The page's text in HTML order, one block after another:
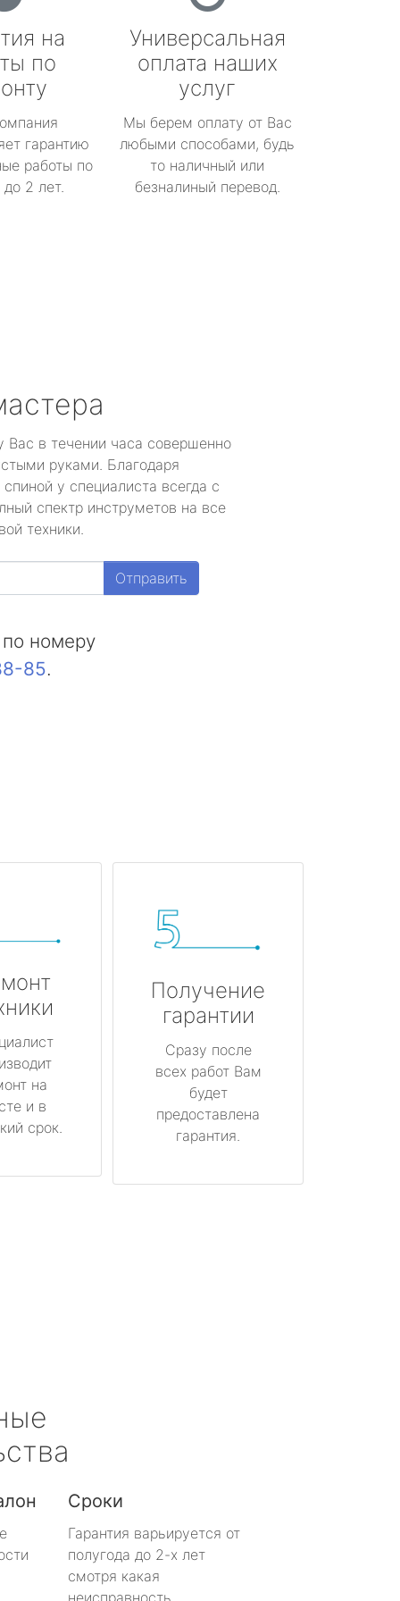
на
по
гарантию
работы по
2 лет.
Универсальная
оплата наших
услуг
Мы берем оплату от Вас
любыми способами, будь
то наличный или
безналиный перевод.
Вас в течении часа совершенно
руками. Благодаря
у специалиста всегда с
спектр инструметов на все
техники.
Отправить
номеру
85.
на
и в
срок.
Получение
гарантии
Сразу после
всех работ Вам
будет
предоставлена
гарантия.
Сроки
Гарантия варьируется от
полугода до 2-х лет
смотря какая
неисправность.